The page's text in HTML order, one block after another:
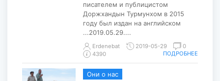
писателем и публицистом
Доржхандын Турмунхом в 2015
году был издан на английском
...2019.05.29....
Erdenebat 2019-05-29
0
4390
ПОДРОБНЕЕ
Они о нас